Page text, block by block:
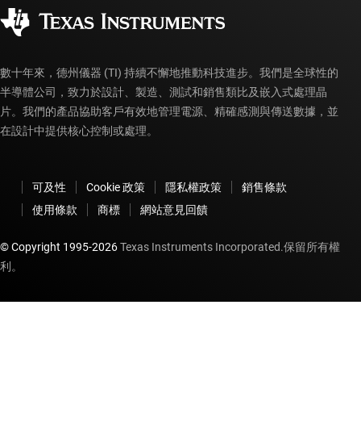
myTI 帳戶常見問題解答
數十年來，德州儀器 (TI) 持續不懈地推動科技進步。我們是全球性的
半導體公司，致力於設計、製造、測試和銷售類比及嵌入式處理晶
片。我們的產品協助客戶有效地管理電源、精確感測與傳送數據，並
在設計中提供核心控制或處理。
可及性 Cookie 政策 隱私權政策
銷售條款
使用條款
商標 網站意見回饋
© Copyright 1995-2026Texas Instruments Incorporated.保留所有權
利。